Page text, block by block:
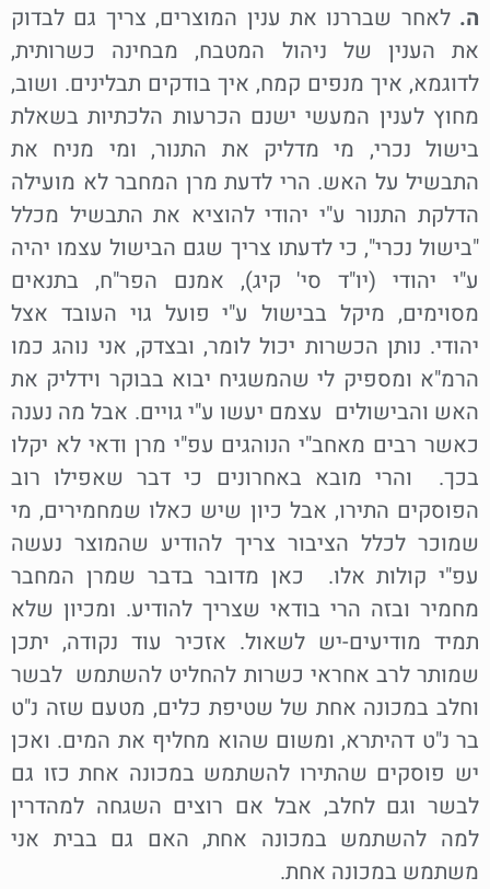
ה.לאחר שבררנו את ענין המוצרים, צריך גם לבדוק
את הענין של ניהול המטבח, מבחינה כשרותית,
לדוגמא, איך מנפים קמח, איך בודקים תבלינים. ושוב,
מחוץ לענין המעשי ישנם הכרעות הלכתיות בשאלת
בישול נכרי, מי מדליק את התנור, ומי מניח את
התבשיל על האש. הרי לדעת מרן המחבר לא מועילה
הדלקת התנור ע"י יהודי להוציא את התבשיל מכלל
"בישול נכרי", כי לדעתו צריך שגם הבישול עצמו יהיה
ע"י יהודי (יו"ד סי' קיג), אמנם הפר"ח, בתנאים
מסוימים, מיקל בבישול ע"י פועל גוי העובד אצל
יהודי. נותן הכשרות יכול לומר, ובצדק, אני נוהג כמו
הרמ"א ומספיק לי שהמשגיח יבוא בבוקר וידליק את
האש והבישולים עצמם יעשו ע"י גויים. אבל מה נענה
כאשר רבים מאחב"י הנוהגים עפ"י מרן ודאי לא יקלו
בכך. והרי מובא באחרונים כי דבר שאפילו רוב
הפוסקים התירו, אבל כיון שיש כאלו שמחמירים, מי
שמוכר לכלל הציבור צריך להודיע שהמוצר נעשה
עפ"י קולות אלו. כאן מדובר בדבר שמרן המחבר
מחמיר ובזה הרי בודאי שצריך להודיע. ומכיון שלא
תמיד מודיעים-יש לשאול. אזכיר עוד נקודה, יתכן
שמותר לרב אחראי כשרות להחליט להשתמש לבשר
וחלב במכונה אחת של שטיפת כלים, מטעם שזה נ"ט
בר נ"ט דהיתרא, ומשום שהוא מחליף את המים. ואכן
יש פוסקים שהתירו להשתמש במכונה אחת כזו גם
לבשר וגם לחלב, אבל אם רוצים השגחה למהדרין
למה להשתמש במכונה אחת, האם גם בבית אני
משתמש במכונה אחת.